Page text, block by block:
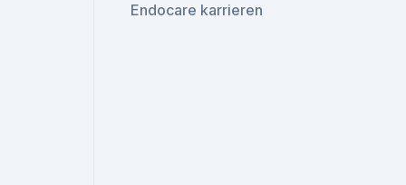
Endocare karrieren